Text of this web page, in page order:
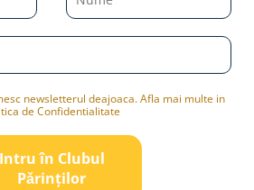
newsletterul deajoaca. Afla mai multe in
de Confidentialitate
Intru în Clubul
Pǎrinților